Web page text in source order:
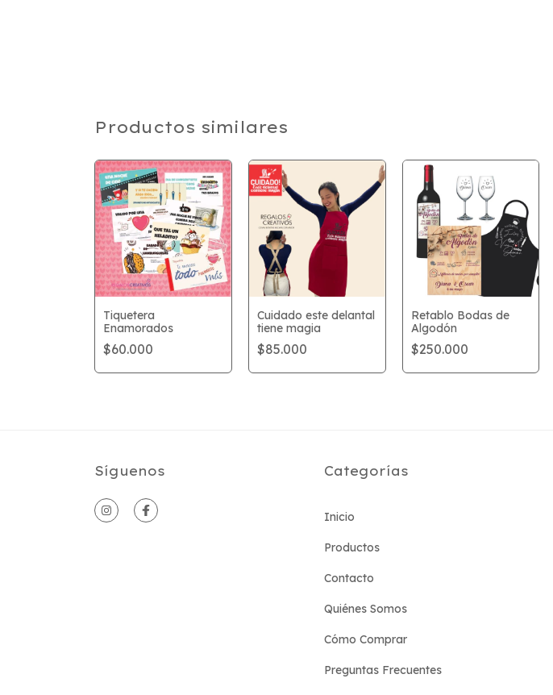
Productos similares
Tiquetera
Enamorados
$60.000
Cuidado este delantal
tiene magia
$85.000
Retablo Bodas de
Algodón
$250.000
Síguenos Categorías
Inicio
Productos
Contacto
Quiénes Somos
Cómo Comprar
Preguntas Frecuentes